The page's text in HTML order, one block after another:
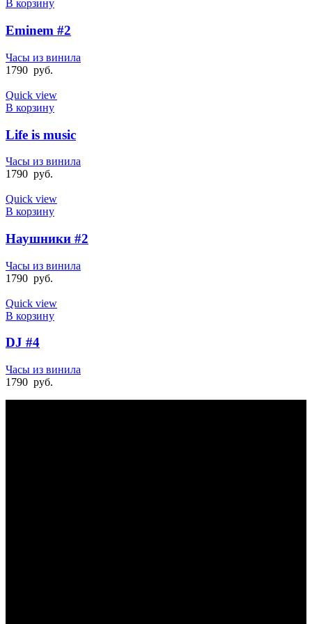
В корзину
Eminem #2
Часы из винила
1790 руб.
Quick view
В корзину
Life is music
Часы из винила
1790 руб.
Quick view
В корзину
Наушники #2
Часы из винила
1790 руб.
Quick view
В корзину
DJ #4
Часы из винила
1790 руб.